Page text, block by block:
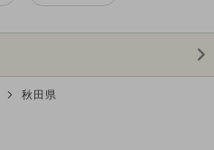
秋田県